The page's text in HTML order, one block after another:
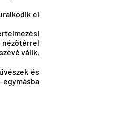
el
nézőtérrel
válik,
és